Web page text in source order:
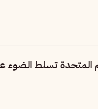
المتحدة تسلط الضوء